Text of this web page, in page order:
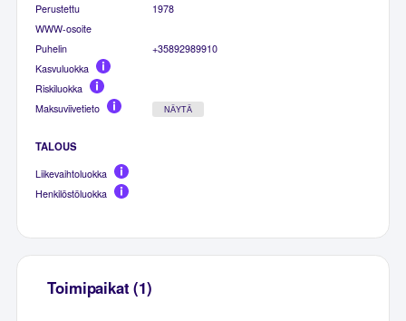
Perustettu
1978
WWW-osoite
Puhelin
+35892989910
Kasvuluokka
Riskiluokka
Maksuviivetieto
NÄYTÄ
TALOUS
Liikevaihtoluokka
Henkilöstöluokka
Toimipaikat (1)